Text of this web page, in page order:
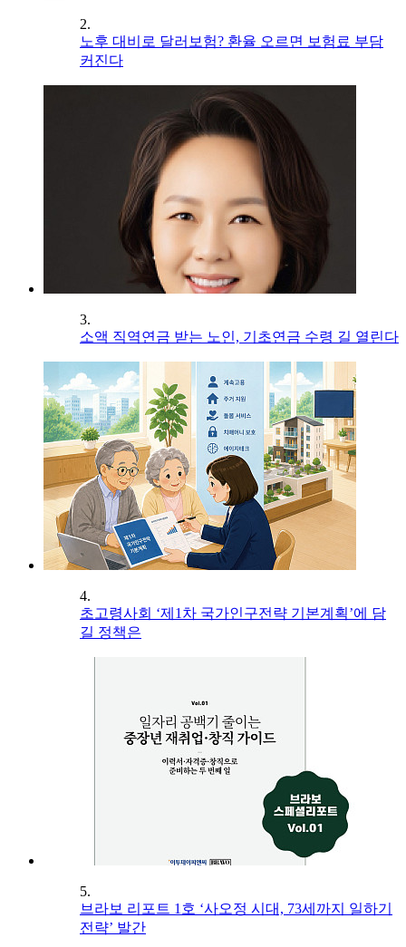
2.
노후 대비로 달러보험? 환율 오르면 보험료 부담
커진다
3.
소액 직역연금 받는 노인, 기초연금 수령 길 열린다
4.
초고령사회 ‘제1차 국가인구전략 기본계획’에 담
길 정책은
5.
브라보 리포트 1호 ‘사오정 시대, 73세까지 일하기
전략’ 발간